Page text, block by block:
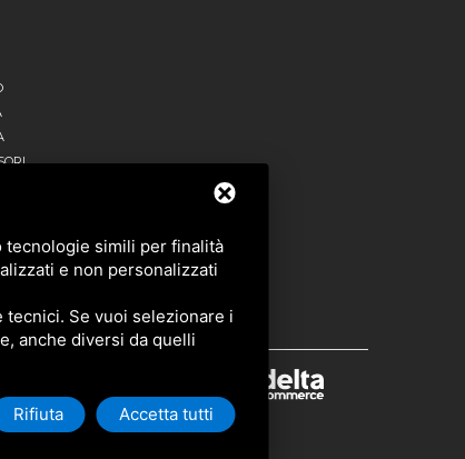
tecnologie simili per finalità
e non personalizzati
Se vuoi selezionare i
anche diversi da quelli
Rifiuta Accetta tutti